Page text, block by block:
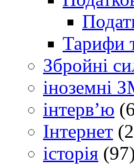
Тарифи
Збройні
іноземні
інтерв’ю
Інтернет
історія